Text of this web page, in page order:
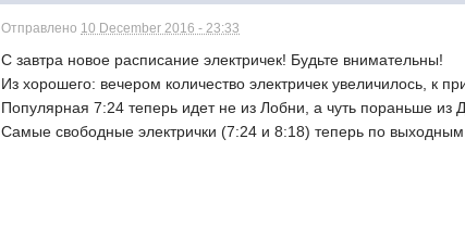
Отправлено 10 December 2016 - 23:33
С завтра новое расписание электричек! Будьте внимательны!
Из хорошего: вечером количество электричек увеличилось, к
Популярная 7:24 теперь идет не из Лобни, а чуть пораньше из
Самые свободные электрички (7:24 и 8:18) теперь по